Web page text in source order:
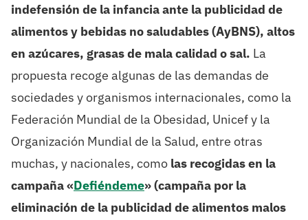
indefensión de la infancia ante la publicidad de
alimentos y bebidas no saludables (AyBNS), altos
en azúcares, grasas de mala calidad o sal. La
propuesta recoge algunas de las demandas de
sociedades y organismos internacionales, como la
Federación Mundial de la Obesidad, Unicef y la
Organización Mundial de la Salud, entre otras
muchas, y nacionales, como las recogidas en la
campaña «Defiéndeme» (campaña por la
eliminación de la publicidad de alimentos malos